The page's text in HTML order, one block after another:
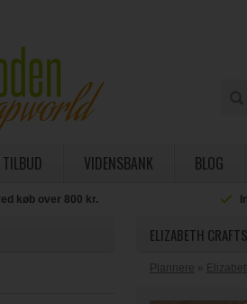
TILBUD VIDENSBANK BLOG
køb over 800 kr.
ELIZABETH
Plannere »